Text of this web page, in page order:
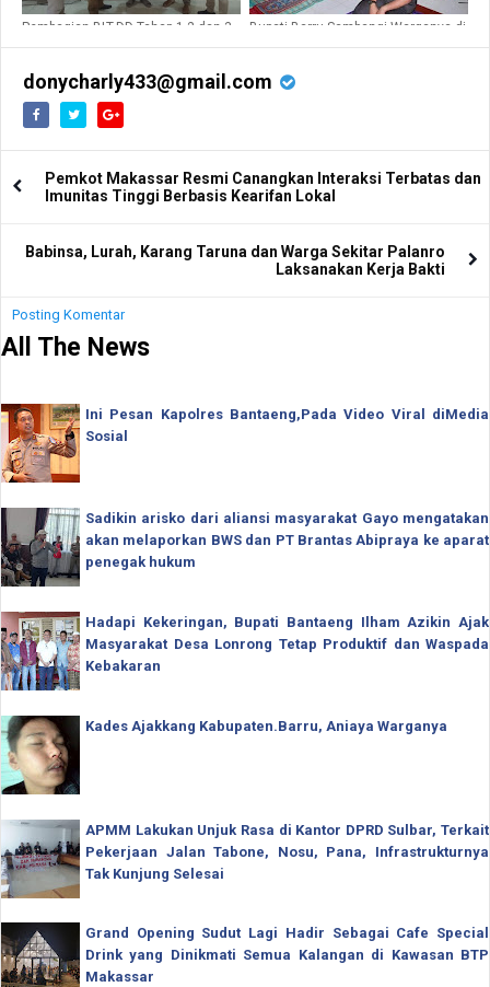
Pembagian BLT-DD Tahap,1,2 dan 3
Bupati Barru Sambangi Warganya di
donycharly433@gmail.com
Pemkot Makassar Resmi Canangkan Interaksi Terbatas dan
Imunitas Tinggi Berbasis Kearifan Lokal
Babinsa, Lurah, Karang Taruna dan Warga Sekitar Palanro
Laksanakan Kerja Bakti
Posting Komentar
All The News
Ini Pesan Kapolres Bantaeng,Pada Video Viral diMedia
Sosial
Sadikin arisko dari aliansi masyarakat Gayo mengatakan
akan melaporkan BWS dan PT Brantas Abipraya ke aparat
penegak hukum
Hadapi Kekeringan, Bupati Bantaeng Ilham Azikin Ajak
Masyarakat Desa Lonrong Tetap Produktif dan Waspada
Kebakaran
Kades Ajakkang Kabupaten.Barru, Aniaya Warganya
APMM Lakukan Unjuk Rasa di Kantor DPRD Sulbar, Terkait
Pekerjaan Jalan Tabone, Nosu, Pana, Infrastrukturnya
Tak Kunjung Selesai
Grand Opening Sudut Lagi Hadir Sebagai Cafe Special
Drink yang Dinikmati Semua Kalangan di Kawasan BTP
Makassar